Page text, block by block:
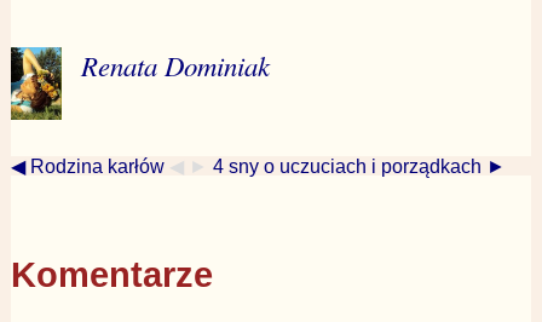
Renata Dominiak
◀ Rodzina karłów ◀ ► 4 sny o uczuciach i porządkach ►
Komentarze